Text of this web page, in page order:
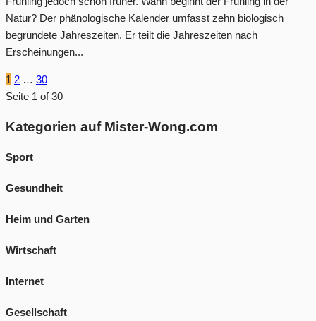
Natur? Der phänologische Kalender umfasst zehn biologisch
begründete Jahreszeiten. Er teilt die Jahreszeiten nach
Erscheinungen...
1 2 … 30
Seite 1 of 30
Kategorien auf Mister-Wong.com
Sport
Gesundheit
Heim und Garten
Wirtschaft
Internet
Gesellschaft